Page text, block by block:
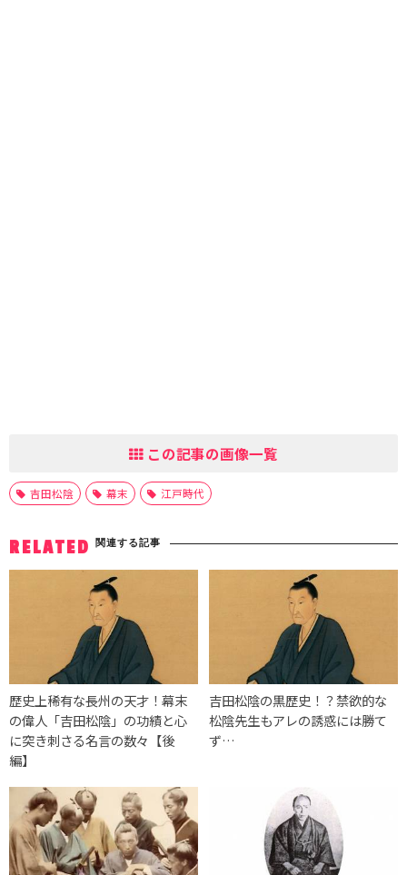
この記事の画像一覧
吉田松陰 幕末 江戸時代
RELATED 関連する記事
歴史上稀有な長州の天才！幕末
の偉人「吉田松陰」の功績と心
に突き刺さる名言の数々【後
編】
吉田松陰の黒歴史！？禁欲的な
松陰先生もアレの誘惑には勝て
ず…